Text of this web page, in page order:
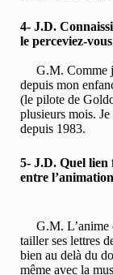
4- J.D.
le perceviez-
G.M. Comme
depuis mon
(le pilote de
plusieurs mois.
depuis 1983.
5- J.D. Quel lien
entre
G.M. L’anime
tailler ses lettres
bien au delà du
même avec la